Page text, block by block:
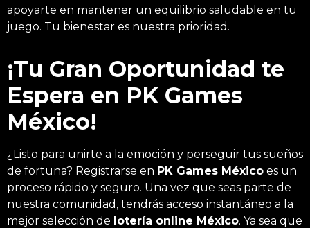
apoyarte en mantener un equilibrio saludable en tu
juego. Tu bienestar es nuestra prioridad.
¡Tu Gran Oportunidad te
Espera en PK Games
México!
¿Listo para unirte a la emoción y perseguir tus sueños
de fortuna? Registrarse en PK Games México es un
proceso rápido y seguro. Una vez que seas parte de
nuestra comunidad, tendrás acceso instantáneo a la
mejor selección de lotería online México. Ya sea que